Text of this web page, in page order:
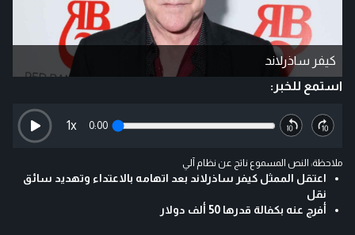
كيفر ساذرلاند
استمع للخبر:
0:00
1x
ملاحظة: النص المسموع ناتج عن نظام آلي
اعتقل الممثل كيفر ساذرلاند بعد اتهامه بالاعتداء وتهديد سائق
نقل
أفرج عنه بكفالة قدرها 50 ألف دولار